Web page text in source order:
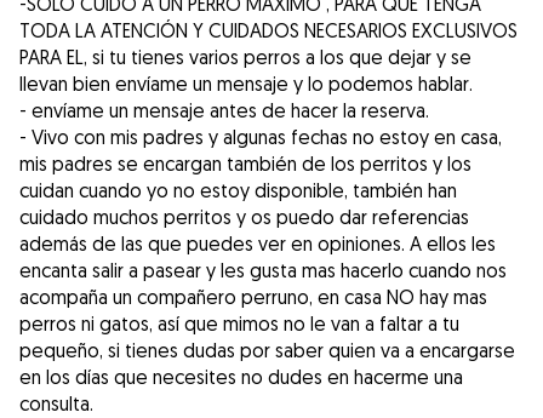
TODA LA ATENCIÓN Y CUIDADOS NECESARIOS EXCLUSIVOS
PARA EL, si tu tienes varios perros a los que dejar y se
llevan bien envíame un mensaje y lo podemos hablar.
- envíame un mensaje antes de hacer la reserva.
- Vivo con mis padres y algunas fechas no estoy en casa,
mis padres se encargan también de los perritos y los
cuidan cuando yo no estoy disponible, también han
cuidado muchos perritos y os puedo dar referencias
además de las que puedes ver en opiniones. A ellos les
encanta salir a pasear y les gusta mas hacerlo cuando nos
acompaña un compañero perruno, en casa NO hay mas
perros ni gatos, así que mimos no le van a faltar a tu
pequeño, si tienes dudas por saber quien va a encargarse
en los días que necesites no dudes en hacerme una
consulta.